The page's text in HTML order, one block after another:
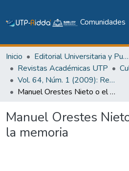
Comunidades
Inicio
Editorial Universitaria y Publicaciones Seriadas
Revistas Académicas UTP
Vol. 64, Núm. 1 (2009): Revista Maga
Manuel Orestes Nieto o el ardor en la memoria
Manuel Orestes
la memoria